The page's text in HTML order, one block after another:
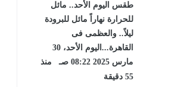
طقس اليوم الأحد.. مائل
للحرارة نهاراً مائل للبرودة
ليلاً.. والعظمى فى
القاهرة...اليوم الأحد، 30
مارس 2025 08:22 صـ منذ
55 دقيقة